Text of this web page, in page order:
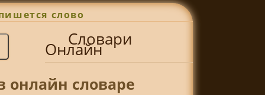
слово
Словари
Онлайн
словаре